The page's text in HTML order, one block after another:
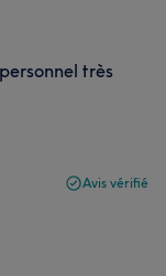
très
Avis vérifié